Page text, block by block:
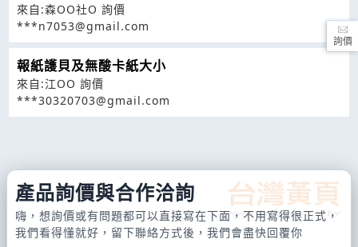
來自:森OO社O 詢價
***n7053@gmail.com
報紙護貝及無酸卡紙大小
來自:江OO 詢價
***30320703@gmail.com
產品詢價與合作洽詢
嗨，想詢價或有問題都可以直接寫在下面，不用寫得很正式，
我們看得懂就好，留下聯絡方式後，我們會盡快回覆你
詢價